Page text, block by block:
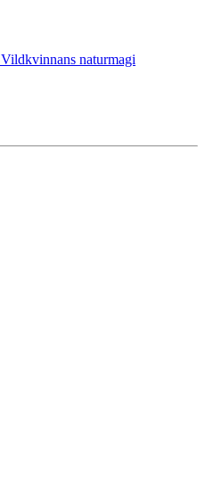
Vildkvinnans naturmagi